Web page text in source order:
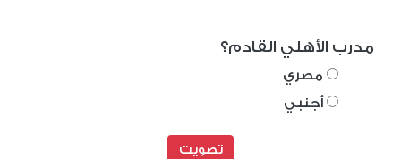
مدرب الأهلي القادم؟
مصري
أجنبي
تصويت